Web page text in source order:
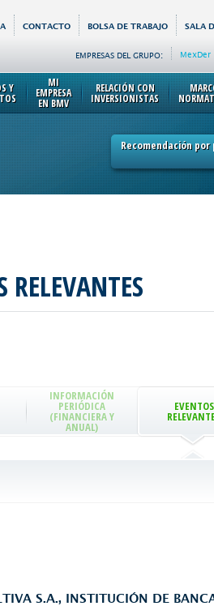
CONTACTO BOLSA DE TRABAJO SALA
EMPRESAS DEL GRUPO: MexDer
Y MI
EMPRESA
EN BMV
RELACIÓN CON
INVERSIONISTAS
Recomendación
RELEVANTES
INFORMACIÓN
PERIÓDICA
(FINANCIERA Y
ANUAL)
EVENTOS
S.A., INSTITUCIÓN DE